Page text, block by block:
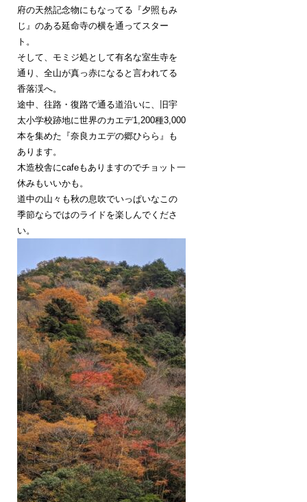
府の天然記念物にもなってる『夕照もみ
じ』のある延命寺の横を通ってスター
ト。
そして、モミジ処として有名な室生寺を
通り、全山が真っ赤になると言われてる
香落渓へ。
途中、往路・復路で通る道沿いに、旧宇
太小学校跡地に世界のカエデ1,200種3,000
本を集めた『奈良カエデの郷ひらら』も
あります。
木造校舎にcafeもありますのでチョット一
休みもいいかも。
道中の山々も秋の息吹でいっぱいなこの
季節ならではのライドを楽しんでくださ
い。